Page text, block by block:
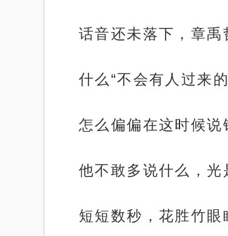
话音还未落下，章禹
什么“不会有人过来
怎么偏偏在这时候说
他不敢多说什么，光
短短数秒，花胜竹眼